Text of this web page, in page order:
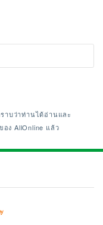
าบว่าท่านได้อ่านและ
อง AllOnline แล้ว